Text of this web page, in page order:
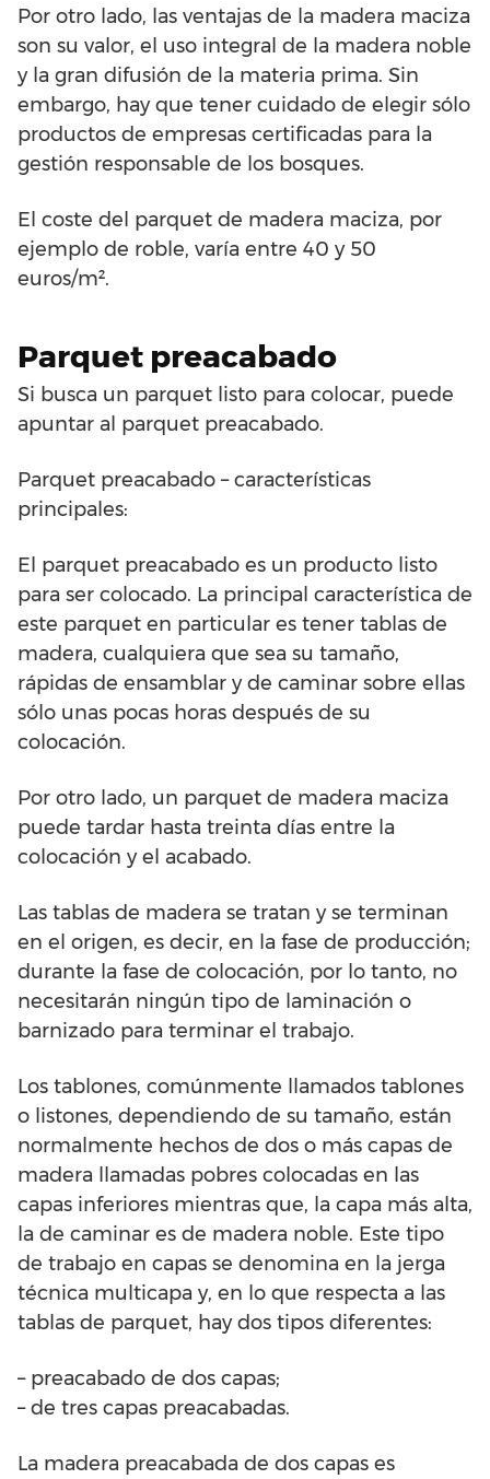
Por otro lado, las ventajas de la madera maciza
son su valor, el uso integral de la madera noble
y la gran difusión de la materia prima. Sin
embargo, hay que tener cuidado de elegir sólo
productos de empresas certificadas para la
gestión responsable de los bosques.
El coste del parquet de madera maciza, por
ejemplo de roble, varía entre 40 y 50
euros/m².
Parquet preacabado
Si busca un parquet listo para colocar, puede
apuntar al parquet preacabado.
Parquet preacabado – características
principales:
El parquet preacabado es un producto listo
para ser colocado. La principal característica de
este parquet en particular es tener tablas de
madera, cualquiera que sea su tamaño,
rápidas de ensamblar y de caminar sobre ellas
sólo unas pocas horas después de su
colocación.
Por otro lado, un parquet de madera maciza
puede tardar hasta treinta días entre la
colocación y el acabado.
Las tablas de madera se tratan y se terminan
en el origen, es decir, en la fase de producción;
durante la fase de colocación, por lo tanto, no
necesitarán ningún tipo de laminación o
barnizado para terminar el trabajo.
Los tablones, comúnmente llamados tablones
o listones, dependiendo de su tamaño, están
normalmente hechos de dos o más capas de
madera llamadas pobres colocadas en las
capas inferiores mientras que, la capa más alta,
la de caminar es de madera noble. Este tipo
de trabajo en capas se denomina en la jerga
técnica multicapa y, en lo que respecta a las
tablas de parquet, hay dos tipos diferentes:
– preacabado de dos capas;
– de tres capas preacabadas.
La madera preacabada de dos capas es